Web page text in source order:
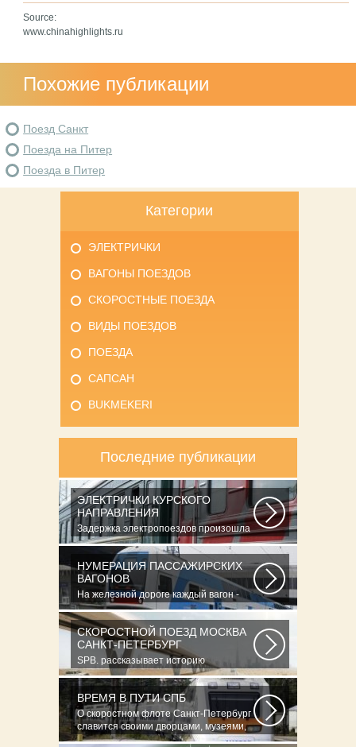
Source:
www.chinahighlights.ru
Похожие публикации
Поезд Санкт
Поезда на Питер
Поезда в Питер
Категории
ЭЛЕКТРИЧКИ
ВАГОНЫ ПОЕЗДОВ
СКОРОСТНЫЕ ПОЕЗДА
ВИДЫ ПОЕЗДОВ
ПОЕЗДА
САПСАН
BUKMEKERI
Последние публикации
ЭЛЕКТРИЧКИ КУРСКОГО
НАПРАВЛЕНИЯ
Задержка электропоездов произошла
из-за огнетушителя, обнаруженного
на...
НУМЕРАЦИЯ ПАССАЖИРСКИХ
ВАГОНОВ
На железной дороге каждый вагон -
как автомобиль - имеет свой личный
номер...
СКОРОСТНОЙ ПОЕЗД МОСКВА
САНКТ-ПЕТЕРБУРГ
SPB. рассказывает историю
крупнейшей железнодорожной
катастрофы страны...
ВРЕМЯ В ПУТИ СПБ
О скоростном флоте Санкт-Петербург
славится своими дворцами, музеями,
архитектурными...